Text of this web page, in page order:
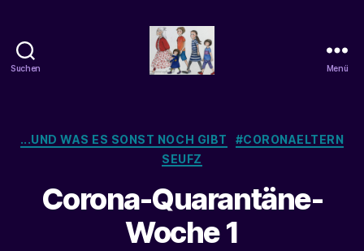
Suchen Menü
Kategorien
...UND WAS ES SONST NOCH GIBT
#CORONAELTERN
SEUFZ
Corona-Quarantäne-
Woche 1